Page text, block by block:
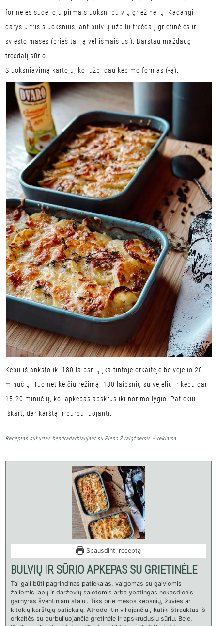
formeles sudėlioju pirmą sluoksnį bulvių griežinėlių. Kadangi
darysiu tris sluoksnius, ant bulvių užpilu trečdalį grietinėlės ir
sviesto masės (prieš tai ją vėl išmaišiusi). Barstau maždaug
trečdalį sūrio.
Sluoksniavimą kartoju, kol užpildau kepimo formas (-ą).
Kepu iš anksto iki 180 laipsnių įkaitintoje orkaitėje be vėjelio 20
minučių. Tuomet keičiu rėžimą: 180 laipsnių su vėjeliu ir kepu dar
15-20 minučių, kol apkepas apskrus iki norimo lygio. Patiekiu
iškart, dar karštą ir burbuliuojantį.
Receptas sukurtas bendradarbiaujant su Pieno Žvaigždėmis – reklama.
Spausdinti receptą
BULVIŲ IR SŪRIO APKEPAS SU GRIETINĖLE
Tai gali būti pagrindinas patiekalas, valgomas su gaiviomis
žaliomis lapų ir daržovių salotomis arba ypatingas nekasdienis
garnyras šventiniam stalui. Tiks prie mėsos kepsnių, žuvies ar
kitokių karštųjų patiekalų. Atrodo itin viliojančiai, katik ištrauktas iš
orkaitės su burbuliuojančia gretinėle ir apskrudusiu sūriu. Beje,